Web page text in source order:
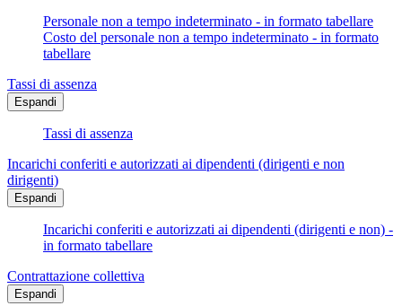
Personale non a tempo indeterminato - in formato tabellare
Costo del personale non a tempo indeterminato - in formato
tabellare
Tassi di assenza
Espandi
Tassi di assenza
Incarichi conferiti e autorizzati ai dipendenti (dirigenti e non
dirigenti)
Espandi
Incarichi conferiti e autorizzati ai dipendenti (dirigenti e non) -
in formato tabellare
Contrattazione collettiva
Espandi